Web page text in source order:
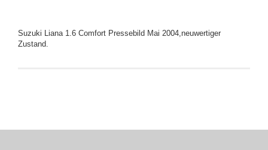
Suzuki Liana 1.6 Comfort Pressebild Mai 2004,neuwertiger
Zustand.